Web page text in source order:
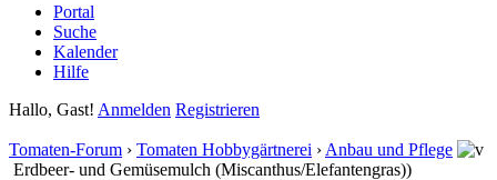
Portal
Suche
Kalender
Hilfe
Hallo, Gast! Anmelden Registrieren
Tomaten-Forum › Tomaten Hobbygärtnerei › Anbau und Pflege
Erdbeer- und Gemüsemulch (Miscanthus/Elefantengras))